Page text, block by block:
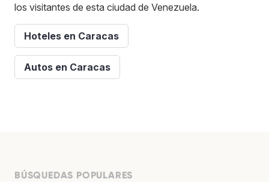
los visitantes de esta ciudad de Venezuela.
Hoteles en Caracas
Autos en Caracas
BÚSQUEDAS POPULARES